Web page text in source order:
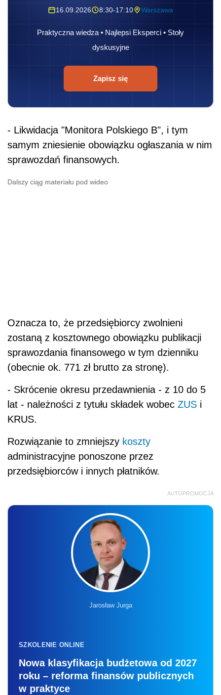
16.09.2026 8:30-17:10 Warszawa
Praktyczna wiedza • Najlepsi Eksperci • Stoły
dyskusyjne
Zapisz się
- Likwidacja "Monitora Polskiego B", i tym
samym zniesienie obowiązku ogłaszania w nim
sprawozdań finansowych.
Dalszy ciąg materiału pod wideo
Oznacza to, że przedsiębiorcy zwolnieni
zostaną z kosztownego obowiązku publikacji
sprawozdania finansowego w tym dzienniku
(obecnie ok. 771 zł brutto za stronę).
- Skrócenie okresu przedawnienia - z 10 do 5
lat - należności z tytułu składek wobec ZUS i
KRUS.
Rozwiązanie to zmniejszy koszty
administracyjne ponoszone przez
przedsiębiorców i innych płatników.
AUTOPROMOCJA
Jarosław Jurga
SZKOLENIE ONLINE
Nowa klasyfikacja budżetowa od 2027
roku – reforma finansów publicznych
w praktyce